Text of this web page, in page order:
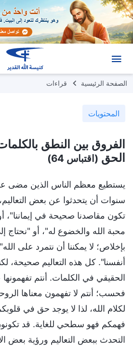
الصفحة الرئيسية قراءات
المحتويات
الفروق بين النطق
الحق (اقتباس 64)
يستطيع معظم الناس الذين مضى
سنوات أن يتحدثوا عن بعض
تكون مقاصدنا صحيحة في إيماننا"،
محبة الله والخضوع له"، أو "نحتاج
بإخلاص؛ لا يمكننا أن نتمرد على
أنفسنا". كل هذه التعاليم صحيحة،
الحقيقي في الكلمات. أنتم
فحسب؛ أنتم لا تفهمون معناها
لكلام الله، لذا لا يوجد حق في
فهمكم فهو سطحي للغاية. قد
التحدث ببعض التعاليم ورؤية بعض